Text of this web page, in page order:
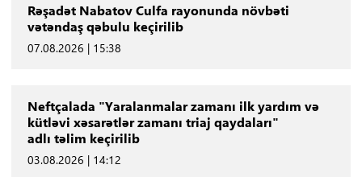
Rəşadət Nabatov Culfa rayonunda növbəti
vətəndaş qəbulu keçirilib
07.08.2026 | 15:38
Neftçalada "Yaralanmalar zamanı ilk yardım və
kütləvi xəsarətlər zamanı triaj qaydaları"
adlı təlim keçirilib
03.08.2026 | 14:12